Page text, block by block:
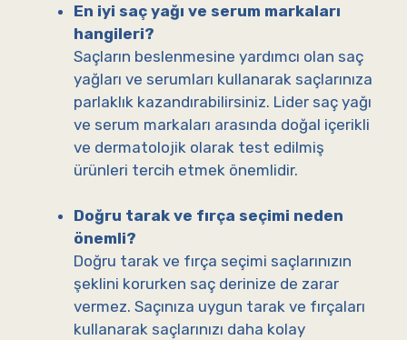
En iyi saç yağı ve serum markaları
hangileri?
Saçların beslenmesine yardımcı olan saç
yağları ve serumları kullanarak saçlarınıza
parlaklık kazandırabilirsiniz. Lider saç yağı
ve serum markaları arasında doğal içerikli
ve dermatolojik olarak test edilmiş
ürünleri tercih etmek önemlidir.
Doğru tarak ve fırça seçimi neden
önemli?
Doğru tarak ve fırça seçimi saçlarınızın
şeklini korurken saç derinize de zarar
vermez. Saçınıza uygun tarak ve fırçaları
kullanarak saçlarınızı daha kolay